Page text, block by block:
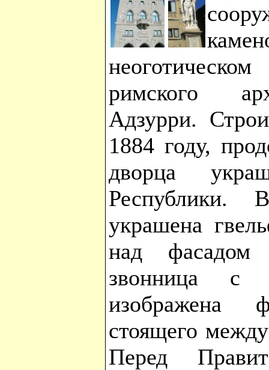
римского
Адзурри.
1884 году,
дворца
Республики.
украшена
над фасадом
звонница с
изображена
стоящего
Перед